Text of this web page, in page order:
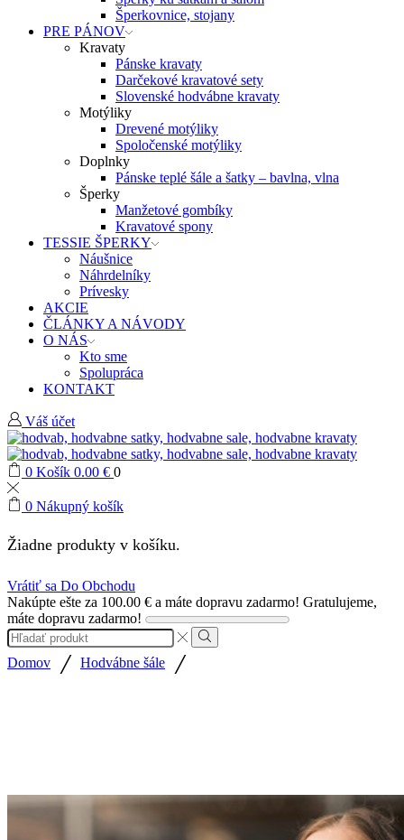
Šperkovnice, stojany
PRE PÁNOV
Kravaty
Pánske kravaty
Darčekové kravatové sety
Slovenské hodvábne kravaty
Motýliky
Drevené motýliky
Spoločenské motýliky
Doplnky
Pánske teplé šále a šatky – bavlna, vlna
Šperky
Manžetové gombíky
Kravatové spony
TESSIE ŠPERKY
Náušnice
Náhrdelníky
Prívesky
AKCIE
ČLÁNKY A NÁVODY
O NÁS
Kto sme
Spolupráca
KONTAKT
Váš účet
0 Košík 0.00 € 0
0 Nákupný košík
Žiadne produkty v košíku.
Vrátiť sa Do Obchodu
Nakúpte ešte za 100.00 € a máte dopravu zadarmo! Gratulujeme,
máte dopravu zadarmo!
Search
input
Search
Domov / Hodvábne šále /